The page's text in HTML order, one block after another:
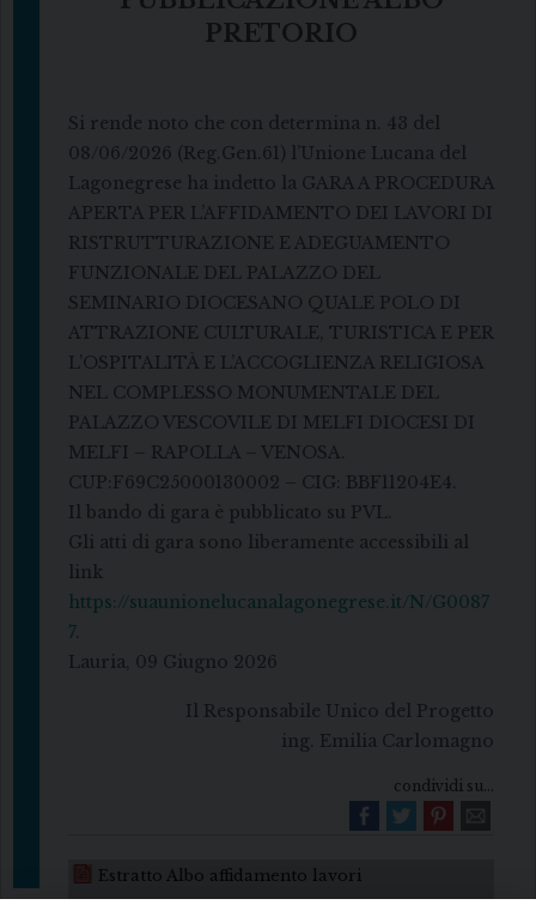
PRETORIO
Si rende noto che con determina n. 43 del
08/06/2026 (Reg.Gen.61) l’Unione Lucana del
Lagonegrese ha indetto la GARA A PROCEDURA
APERTA PER L’AFFIDAMENTO DEI LAVORI DI
RISTRUTTURAZIONE E ADEGUAMENTO
FUNZIONALE DEL PALAZZO DEL
SEMINARIO DIOCESANO QUALE POLO DI
ATTRAZIONE CULTURALE, TURISTICA E PER
L’OSPITALITÀ E L’ACCOGLIENZA RELIGIOSA
NEL COMPLESSO MONUMENTALE DEL
PALAZZO VESCOVILE DI MELFI DIOCESI DI
MELFI – RAPOLLA – VENOSA.
CUP:F69C25000130002 – CIG: BBF11204E4.
Il bando di gara è pubblicato su PVL.
Gli atti di gara sono liberamente accessibili al
link
https://suaunionelucanalagonegrese.it/N/G0087
7.
Lauria, 09 Giugno 2026
Il Responsabile Unico del Progetto
ing. Emilia Carlomagno
condividi su...
Estratto Albo affidamento lavori